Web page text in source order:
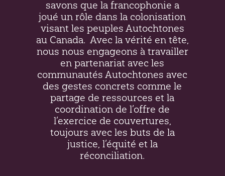
savons que la francophonie a
joué un rôle dans la colonisation
visant les peuples Autochtones
au Canada. Avec la vérité en tête,
nous nous engageons à travailler
en partenariat avec les
communautés Autochtones avec
des gestes concrets comme le
partage de ressources et la
coordination de l’offre de
l’exercice de couvertures,
toujours avec les buts de la
justice, l’équité et la
réconciliation.